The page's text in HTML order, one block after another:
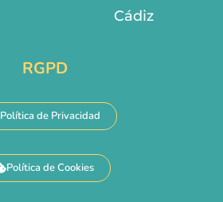
Cádiz
RGPD
Política de Privacidad
Política de Cookies